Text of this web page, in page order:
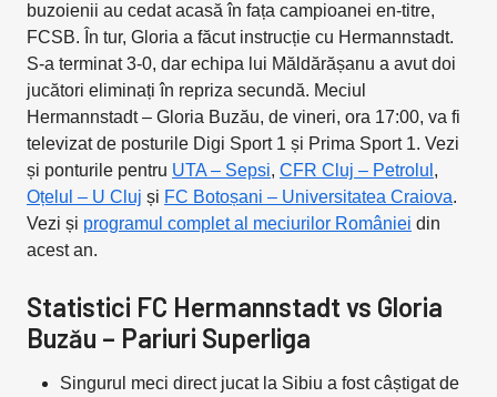
buzoienii au cedat acasă în fața campioanei en-titre,
FCSB. În tur, Gloria a făcut instrucție cu Hermannstadt.
S-a terminat 3-0, dar echipa lui Măldărășanu a avut doi
jucători eliminați în repriza secundă. Meciul
Hermannstadt – Gloria Buzău, de vineri, ora 17:00, va fi
televizat de posturile Digi Sport 1 și Prima Sport 1. Vezi
și ponturile pentru UTA – Sepsi, CFR Cluj – Petrolul ,
Oțelul – U Cluj și FC Botoșani – Universitatea Craiova.
Vezi și programul complet al meciurilor României din
acest an.
Statistici FC Hermannstadt vs Gloria
Buzău – Pariuri Superliga
Singurul meci direct jucat la Sibiu a fost câștigat de